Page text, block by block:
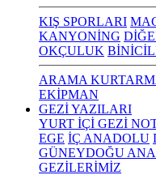
KIŞ SPORLARI
KANYONİNG
OKÇULUK
ARAMA
EKİPMAN
GEZİ YAZILARI
YURT İÇİ GEZİ
EGE İÇ ANADOLU
GÜNEYDOĞU
GEZİLERİMİZ